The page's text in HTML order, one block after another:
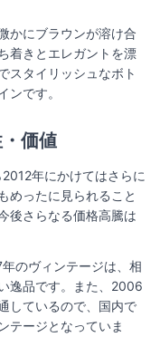
かにブラウンが溶け合
着きとエレガントを漂
スタイリッシュなボト
ンです。
価値​
年にかけてはさらに
めったに見られること
後さらなる価格高騰は
のヴィンテージは、相
逸品です。また、2006
しているので、国内で
テージとなっていま